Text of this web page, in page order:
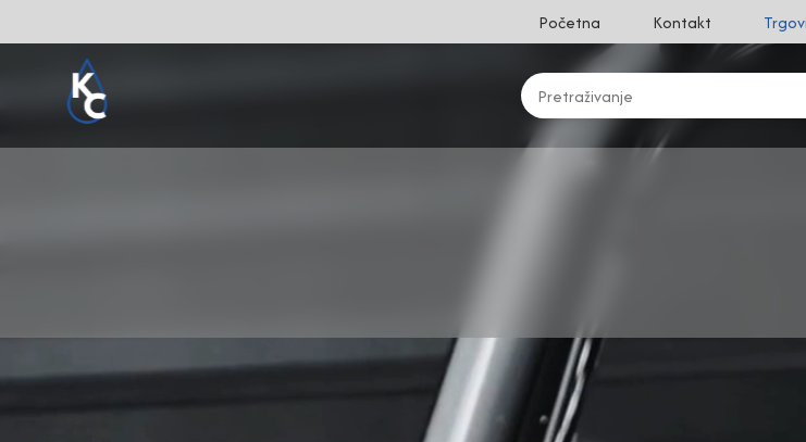
Početna Kontakt